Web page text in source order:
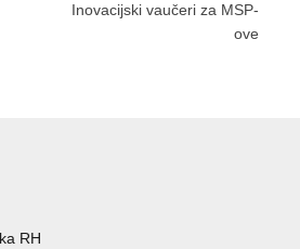
Inovacijski vaučeri za MSP-
ove
RH